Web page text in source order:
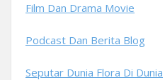
Film Dan Drama Movie
Podcast Dan Berita Blog
Seputar Dunia Flora Di Dunia